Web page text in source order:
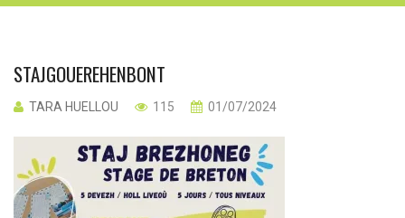
STAJGOUEREHENBONT
TARA HUELLOU 115 01/07/2024